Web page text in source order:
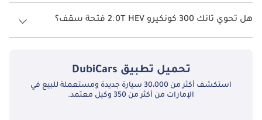
نظام الدفع في تانك 300 Four Wheel Drive كونكيرو 2.0T HEV.
هل تحوي تانك 300 كونكيرو 2.0T HEV فتحة سقف؟
نعم توفر تانك 300 كونكيرو 2.0T HEV فتحة السقف كخيار.
تحميل تطبيق DubiCars
استكشف أكثر من 30،000 سيارة جديدة ومستعملة للبيع في
الإمارات من أكثر من 350 وكيل معتمد.